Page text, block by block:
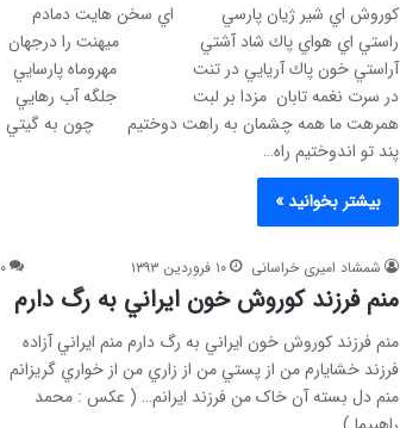
كوروش اي شير ژيان پارسي اي سخن هايت دمادم
راستي اي هواي پاك شاد آشتي ميهنت را درجهان
آراستي خون پاك آريايي در تنت مهروماه پارسايي
در سرت نغمه تابان مزدا بر لبت جلگه آب رهايي
همرهت ما همه چشمان به راهت دوختيم چون به گيتي
پند تو اندوختيم راه…
بیشتر بخوانید »
شمشاد امیری خراسانی ۱۰ فروردین ۱۳۹۳ ۰
منم فرزند کوروش خون ايراني به رگ دارم
منم فرزند کوروش خون ايراني به رگ دارم منم ايراني آزاده
فرزند خشايارم من از پستي من از زاري من از خواري گريزانم
منم دل بسته آن خاک من فرزند ايرانم… ( عکس : محمد